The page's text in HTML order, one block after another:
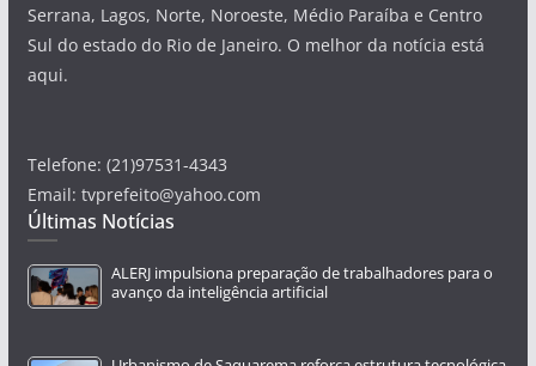
Serrana, Lagos, Norte, Noroeste, Médio Paraíba e Centro
Sul do estado do Rio de Janeiro. O melhor da notícia está
aqui.
Telefone: (21)97531-4343
Email: tvprefeito@yahoo.com
Últimas Notícias
ALERJ impulsiona preparação de trabalhadores para o
avanço da inteligência artificial